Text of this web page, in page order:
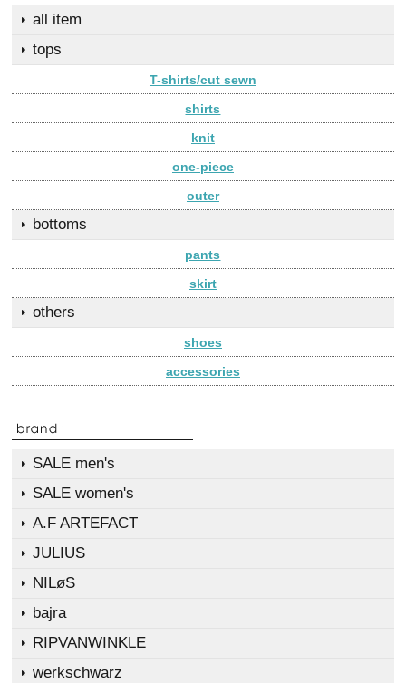
all item
tops
T-shirts/cut sewn
shirts
knit
one-piece
outer
bottoms
pants
skirt
others
shoes
accessories
SALE men's
SALE women's
A.F ARTEFACT
JULIUS
NILøS
bajra
RIPVANWINKLE
werkschwarz